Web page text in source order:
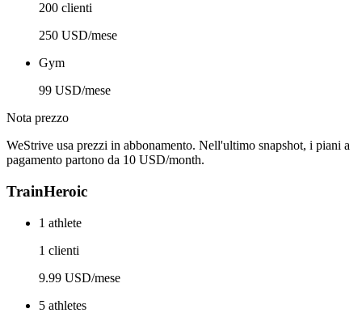
200 clienti
250 USD/mese
Gym
99 USD/mese
Nota prezzo
WeStrive usa prezzi in abbonamento. Nell'ultimo snapshot, i piani a
pagamento partono da 10 USD/month.
TrainHeroic
1 athlete
1 clienti
9.99 USD/mese
5 athletes